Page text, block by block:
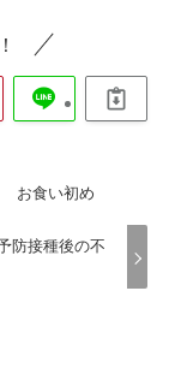
お食い初め
接種後の不